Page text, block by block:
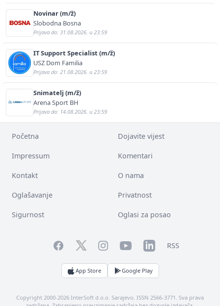
Novinar (m/ž)
Slobodna Bosna
Prijava do: 31.08.2026. u 23:59
IT Support Specialist (m/ž)
USZ Dom Familia
Prijava do: 21.08.2026. u 23:59
Snimatelj (m/ž)
Arena Sport BH
Prijava do: 14.08.2026. u 23:59
Početna Dojavite vijest
Impressum Komentari
Kontakt O nama
Oglašavanje Privatnost
Sigurnost Oglasi za posao
FacebookTwitterInstagramYouTubeLinkedInRSS
App Store Google Play
Copyright 2000-2026 InterSoft d.o.o. Sarajevo. ISSN 2566-3771. Sva prava